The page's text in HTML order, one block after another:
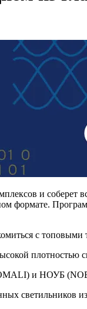
и
формате.
с топовыми
и НОУБ